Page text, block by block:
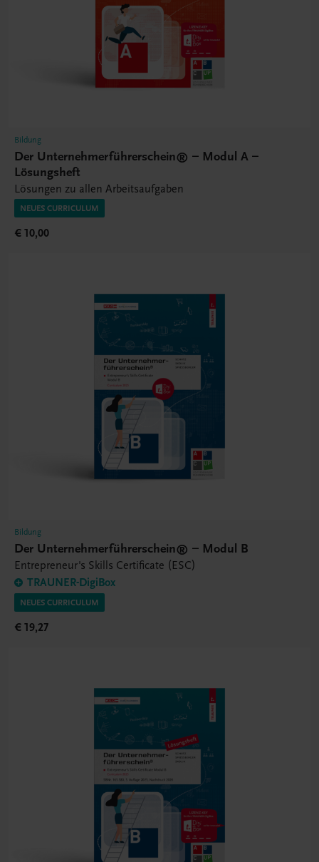
Bildung
Der Unternehmerführerschein® – Modul A –
Lösungsheft
Lösungen zu allen Arbeitsaufgaben
NEUES CURRICULUM
€ 10,00
Bildung
Der Unternehmerführerschein® – Modul B
Entrepreneur's Skills Certificate (ESC)
TRAUNER-DigiBox
NEUES CURRICULUM
€ 19,27